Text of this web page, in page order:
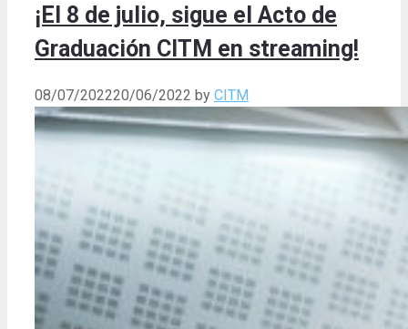
¡El 8 de julio, sigue el Acto de
Graduación CITM en streaming!
08/07/202220/06/2022 by CITM